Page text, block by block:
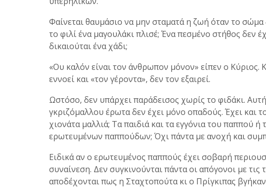
Φαίνεται θαυμάσιο να μην σταματά η ζωή όταν το σώμα
το φιλί ένα μαγουλάκι πλισέ; Ένα πεσμένο στήθος δεν
δικαιούται ένα χάδι;
«Ου καλόν είναι τον άνθρωπον μόνον» είπεν ο Κύριος.
εννοεί και «τον γέροντα», δεν τον εξαιρεί.
Ωστόσο, δεν υπάρχει παράδεισος χωρίς το φιδάκι.
γκριζόμαλλου έρωτα δεν έχει μόνο οπαδούς. Έχει και
χιονάτα μαλλιά; Τα παιδιά και τα εγγόνια του παππού
ερωτευμένων παππούδων; Όχι πάντα με ανοχή και
Ειδικά αν ο ερωτευμένος παππούς έχει σοβαρή
συναίνεση. Δεν συγκινούνται πάντα οι απόγονοι με
αποδέχονται πως η Σταχτοπούτα κι ο Πρίγκιπας